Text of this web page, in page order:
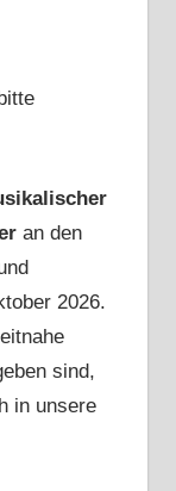
an den
2026.
sind,
in unsere